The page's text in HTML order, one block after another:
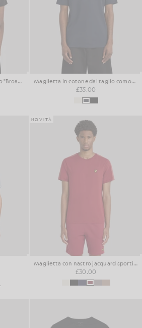
Maglietta con grafica sul retro "Broadcaster" Maglietta in cotone dal taglio comodo
£35.00
NOVITÀ
Maglietta con nastro jacquard sportivo
£30.00